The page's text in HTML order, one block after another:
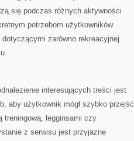
się podczas różnych aktywności
potrzebom użytkowników.
zarówno rekreacyjnej
interesujących treści jest
aby użytkownik mógł szybko przejść
treningową, legginsami czy
z serwisu jest przyjazne